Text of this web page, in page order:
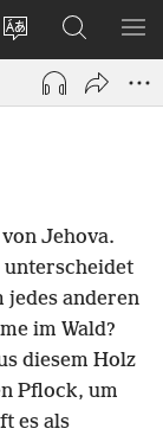
Websitesprache
ändern
Anmelden
(öffnet
Fenster)
Suche
Jehova.
unterscheidet
jedes anderen
im Wald?
diesem Holz
Pflock, um
es als